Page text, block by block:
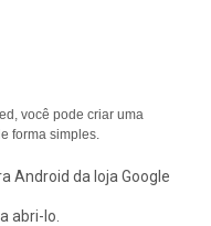
você pode criar uma
forma simples.
Android da loja Google
abri-lo.